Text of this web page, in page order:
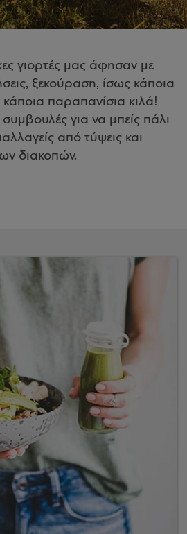
γιορτές μας άφησαν με
ξεκούραση, ίσως κάποια
κάποια παραπανίσια κιλά!
για να μπείς πάλι
από τύψεις και
διακοπών.